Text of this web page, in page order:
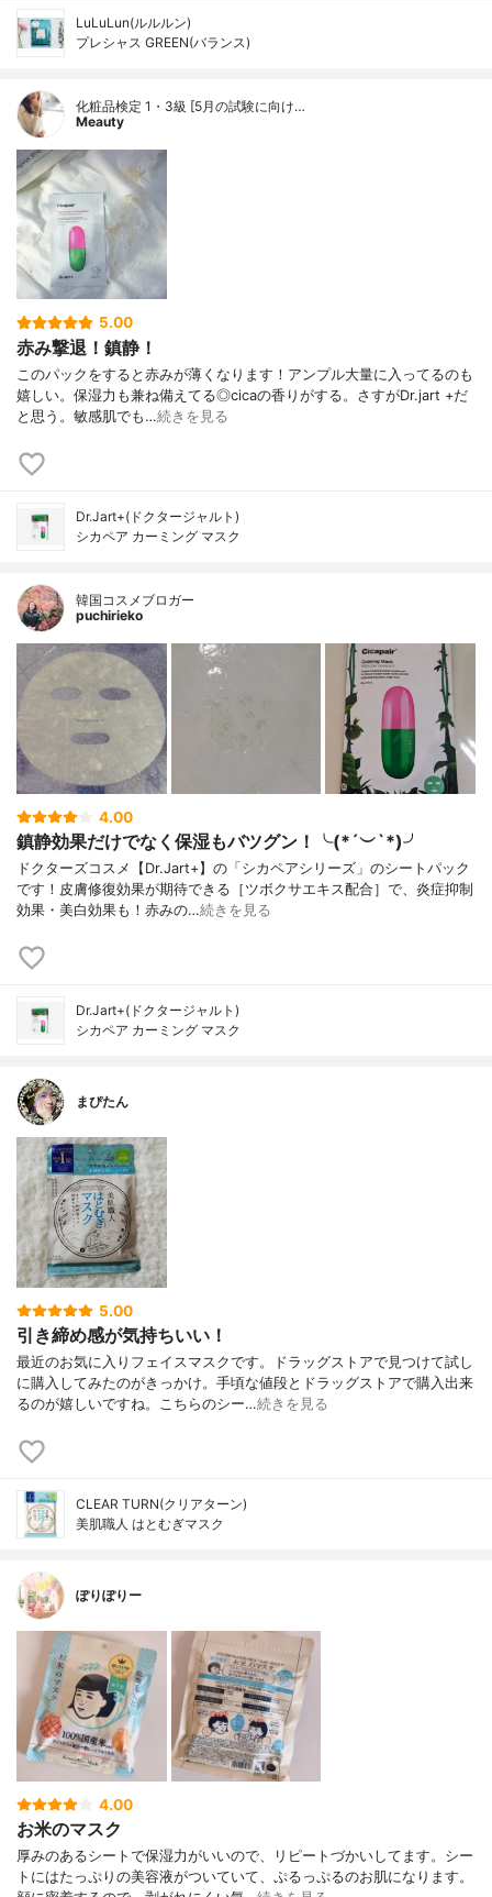
LuLuLun(ルルルン)
プレシャス GREEN(バランス)
化粧品検定 1・3級 [5月の試験に向け…
Meauty
5.00
赤み撃退！鎮静！
このパックをすると赤みが薄くなります！アンプル大量に入ってるのも
嬉しい。保湿力も兼ね備えてる◎cicaの香りがする。さすがDr.jart +だ
と思う。敏感肌でも…続きを見る
Dr.Jart+(ドクタージャルト)
シカペア カーミング マスク
韓国コスメブロガー
puchirieko
4.00
鎮静効果だけでなく保湿もバツグン！╰(*´︶`*)╯
ドクターズコスメ【Dr.Jart+】の「シカペアシリーズ」のシートパック
です！皮膚修復効果が期待できる［ツボクサエキス配合］で、炎症抑制
効果・美白効果も！赤みの…続きを見る
Dr.Jart+(ドクタージャルト)
シカペア カーミング マスク
まぴたん
5.00
引き締め感が気持ちいい！
最近のお気に入りフェイスマスクです。ドラッグストアで見つけて試し
に購入してみたのがきっかけ。手頃な値段とドラッグストアで購入出来
るのが嬉しいですね。こちらのシー…続きを見る
CLEAR TURN(クリアターン)
美肌職人 はとむぎマスク
ぽりぽりー
4.00
お米のマスク
厚みのあるシートで保湿力がいいので、リピートづかいしてます。シー
トにはたっぷりの美容液がついていて、ぷるっぷるのお肌になります。